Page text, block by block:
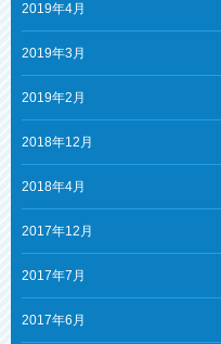
2019年4月
2019年3月
2019年2月
2018年12月
2018年4月
2017年12月
2017年7月
2017年6月